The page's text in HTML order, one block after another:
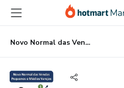
para
conteúdo
principal
para
pagamento
para
rodapé
Novo Normal das Vendas - Pequenos e médios varejos vendendo mais!